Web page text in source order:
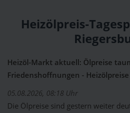
Heizölpreis-
Heizöl-Markt aktuell: Ölpreise
Friedenshoffnungen -
05.08.2026, 08:18 Uhr
Die Ölpreise sind gestern weiter